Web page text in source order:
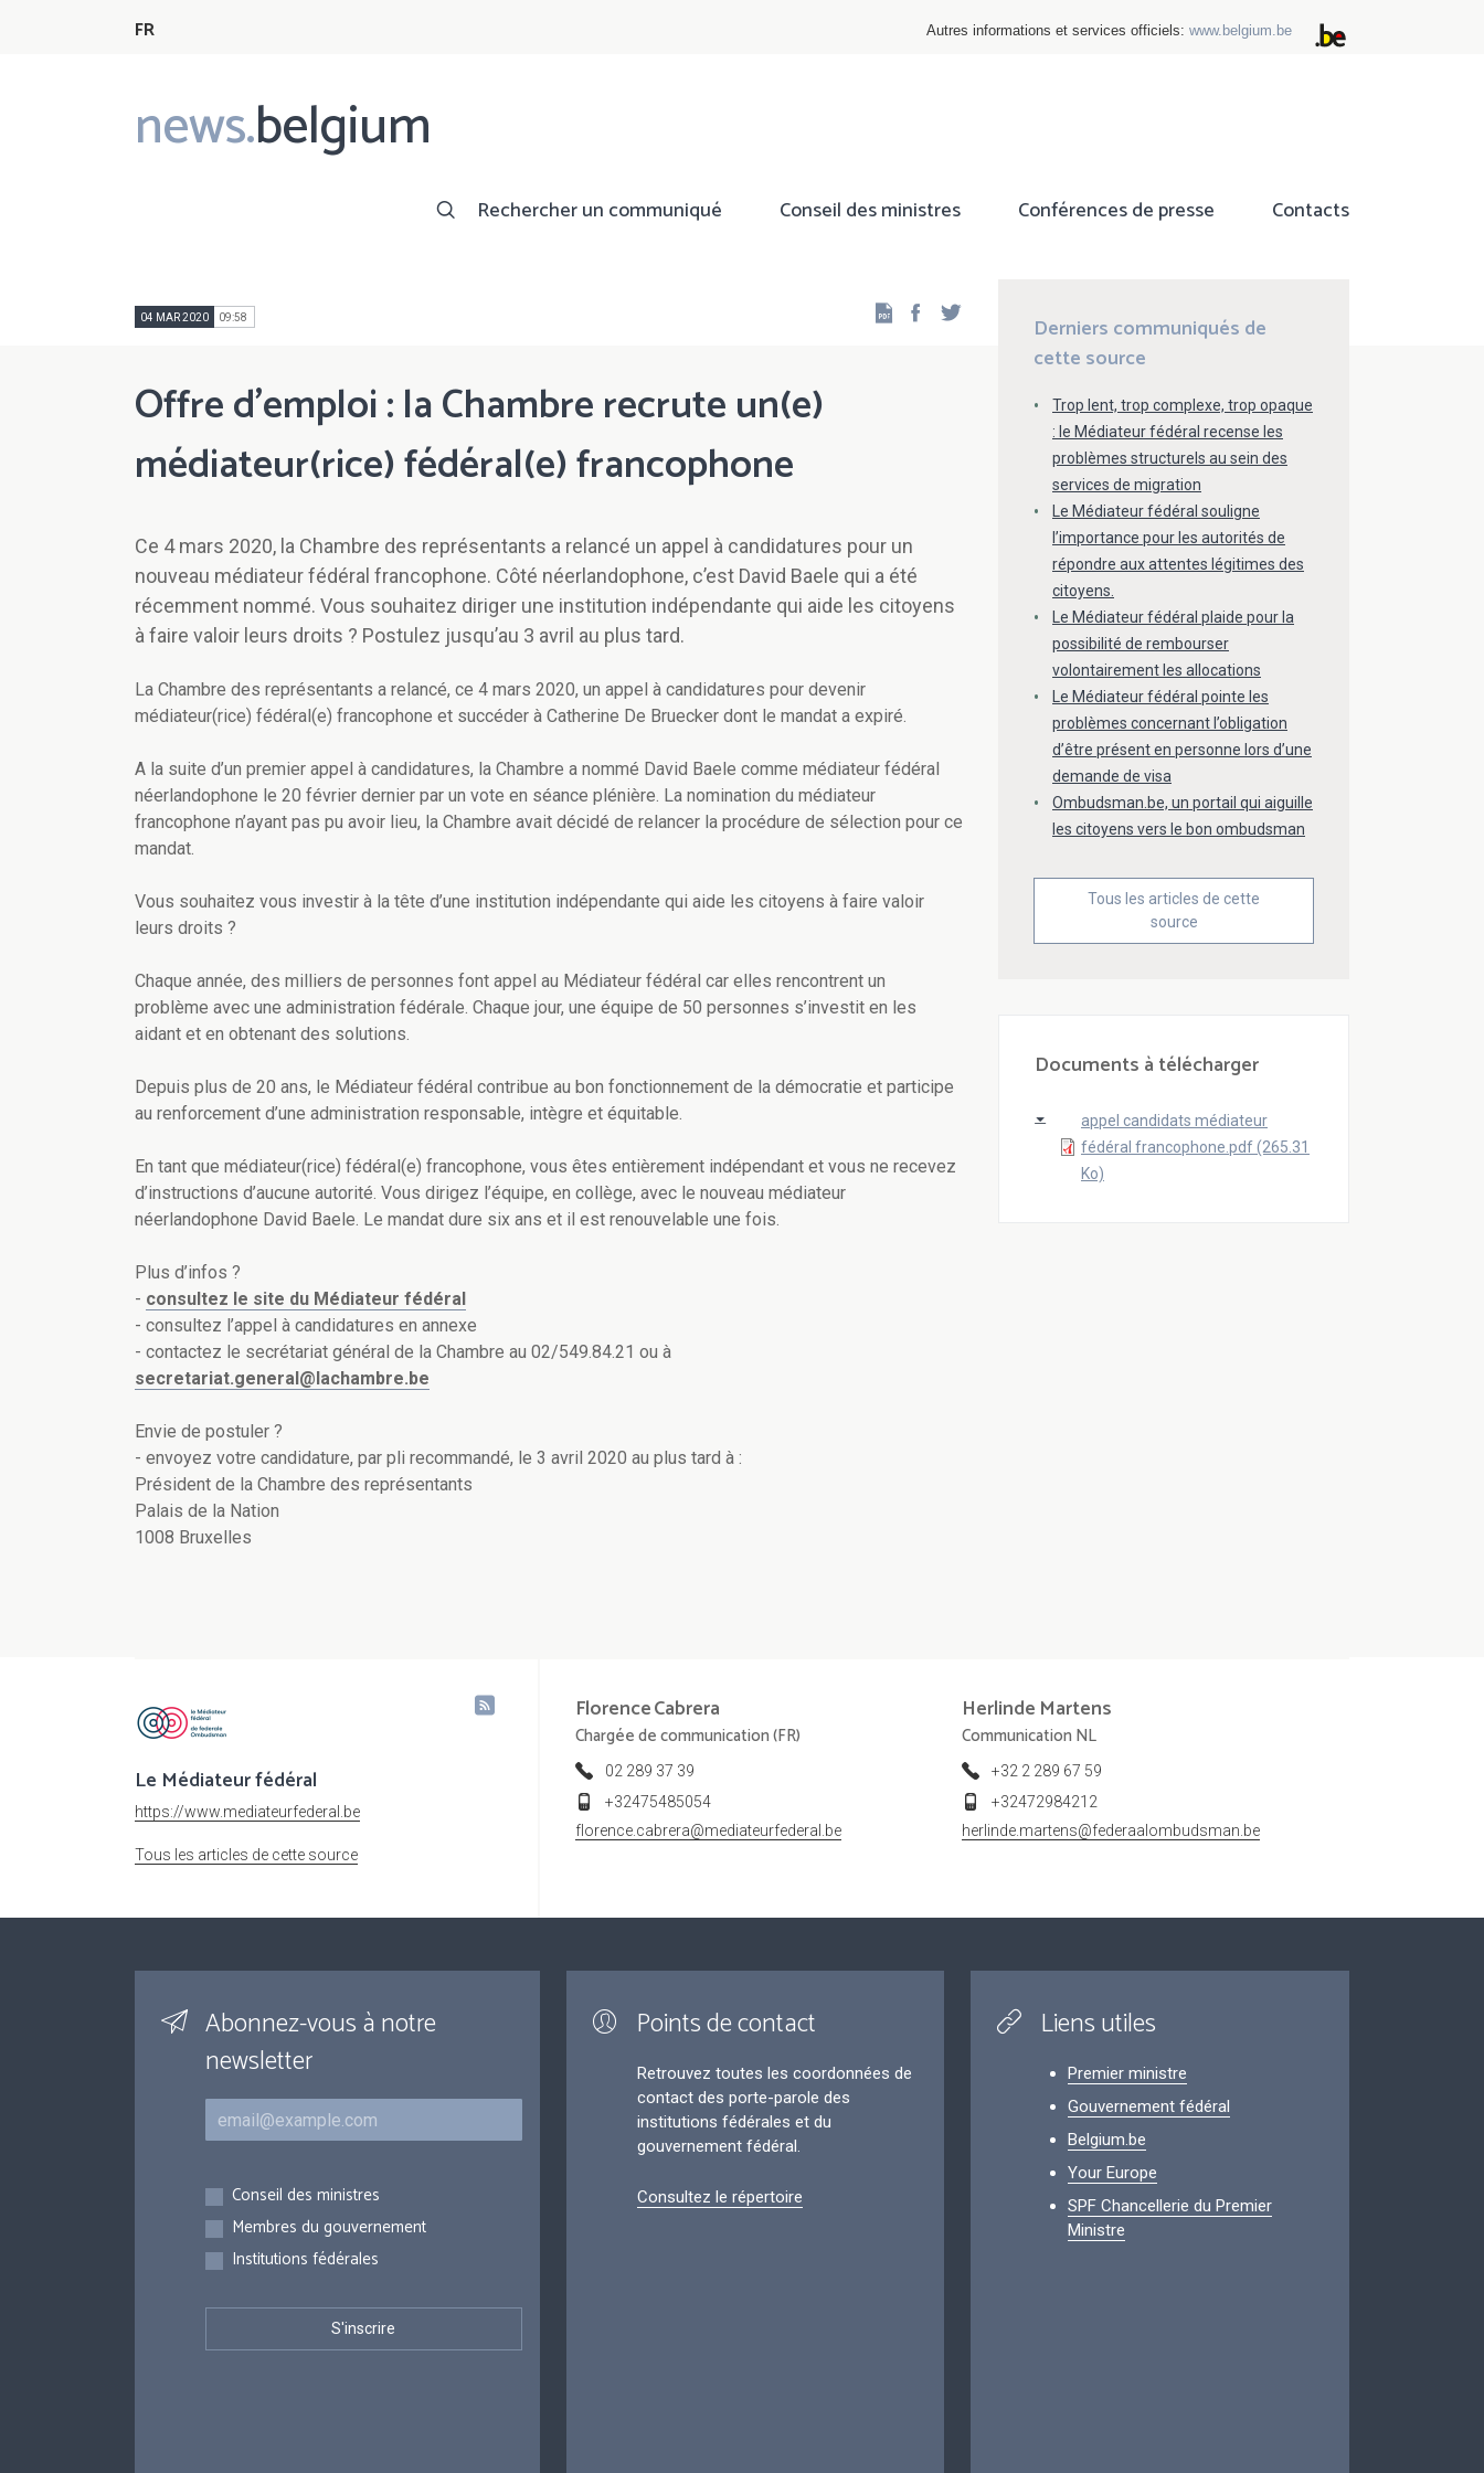
FR Autres informations et services officiels: www.belgium.be
news.belgium
Main
navigation
Rechercher un communiqué Conseil des ministres Conférences de presse Contacts
04 MAR 2020 09:58 Facebook
Offre d’emploi : la Chambre recrute un(e)
médiateur(rice) fédéral(e) francophone
Ce 4 mars 2020, la Chambre des représentants a relancé un appel à candidatures pour un
nouveau médiateur fédéral francophone. Côté néerlandophone, c’est David Baele qui a été
récemment nommé. Vous souhaitez diriger une institution indépendante qui aide les citoyens
à faire valoir leurs droits ? Postulez jusqu’au 3 avril au plus tard.
La Chambre des représentants a relancé, ce 4 mars 2020, un appel à candidatures pour devenir
médiateur(rice) fédéral(e) francophone et succéder à Catherine De Bruecker dont le mandat a expiré.
A la suite d’un premier appel à candidatures, la Chambre a nommé David Baele comme médiateur fédéral
néerlandophone le 20 février dernier par un vote en séance plénière. La nomination du médiateur
francophone n’ayant pas pu avoir lieu, la Chambre avait décidé de relancer la procédure de sélection pour ce
mandat.
Vous souhaitez vous investir à la tête d’une institution indépendante qui aide les citoyens à faire valoir
leurs droits ?
Chaque année, des milliers de personnes font appel au Médiateur fédéral car elles rencontrent un
problème avec une administration fédérale. Chaque jour, une équipe de 50 personnes s’investit en les
aidant et en obtenant des solutions.
Depuis plus de 20 ans, l e Médiateur fédéral contribue au bon fonctionnement de la démocratie et participe
au renforcement d’une administration responsable, intègre et équitable.
En tant que médiateur(rice) fédéral(e) francophone, vous êtes entièrement indépendant et vous ne recevez
d’instructions d’aucune autorité. Vous dirigez l’équipe, en collège, avec le nouveau médiateur
néerlandophone David Baele. Le mandat dure six ans et il est renouvelable une fois.
Plus d’infos ?
- consultez le site du Médiateur fédéral
- consultez l’appel à candidatures en annexe
- contactez le secrétariat général de la Chambre au 02/549.84.21 ou à
secretariat.general@lachambre.be
Envie de postuler ?
- envoyez votre candidature, par pli recommandé, le 3 avril 2020 au plus tard à :
Président de la Chambre des représentants
Palais de la Nation
1008 Bruxelles
Derniers communiqués de
cette source
Trop lent, trop complexe, trop opaque
: le Médiateur fédéral recense les
problèmes structurels au sein des
services de migration
Le Médiateur fédéral souligne
l’importance pour les autorités de
répondre aux attentes légitimes des
citoyens.
Le Médiateur fédéral plaide pour la
possibilité de rembourser
volontairement les allocations
Le Médiateur fédéral pointe les
problèmes concernant l’obligation
d’être présent en personne lors d’une
demande de visa
Ombudsman.be, un portail qui aiguille
les citoyens vers le bon ombudsman
Tous les articles de cette
source
Documents à télécharger
appel candidats médiateur
fédéral francophone.pdf (265.31
Ko)
Le Médiateur fédéral
https://www.mediateurfederal.be
Tous les articles de cette source
FlorenceCabrera
Chargée de communication (FR)
02 289 37 39
+32475485054
florence.cabrera@mediateurfederal.be
Herlinde Martens
Communication NL
+32 2 289 67 59
+32472984212
herlinde.martens@federaalombudsman.be
Abonnez-vous à notre
newsletter
Courriel
Inscriptions
Conseil des ministres
Membres du gouvernement
Institutions fédérales
Points de contact
Retrouvez toutes les coordonnées de
contact des porte-parole des
institutions fédérales et du
gouvernement fédéral.
Consultez le répertoire
Liens utiles
Premier ministre
Gouvernement fédéral
Belgium.be
Your Europe
SPF Chancellerie du Premier
Ministre